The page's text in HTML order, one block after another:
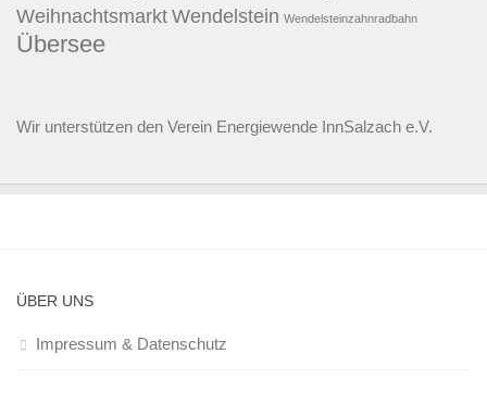
Weihnachtsmarkt Wendelstein Wendelsteinzahnradbahn
Übersee
Wir unterstützen den Verein Energiewende InnSalzach e.V.
ÜBER UNS
Impressum & Datenschutz